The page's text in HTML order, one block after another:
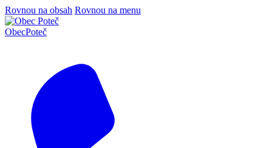
Rovnou na obsah Rovnou na menu
ObecPoteč